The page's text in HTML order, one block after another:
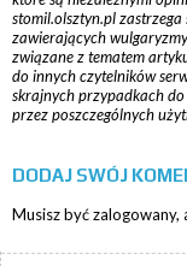
stomil.olsztyn.pl
zawierających
związane z tematem
do innych czytelników
skrajnych przypadkach
przez poszczególnych
DODAJ SWÓJ
Musisz być